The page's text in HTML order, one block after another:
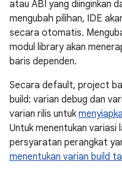
atau ABI yang diinginkan
mengubah pilihan, IDE
secara otomatis.
modul library akan
baris dependen.
Secara default, project
build: varian debug dan
varian rilis untuk
Untuk menentukan variasi
persyaratan perangkat
menentukan varian build